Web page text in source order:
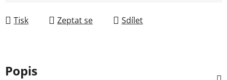
Tisk Zeptat se Sdílet
Popis